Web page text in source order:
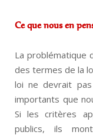
Ce que nous en
La problématique
des termes de la
loi ne devrait
importants que
Si les critères
publics, ils